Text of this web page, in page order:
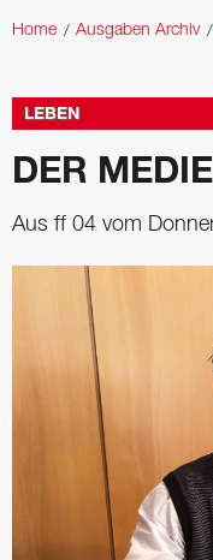
Home Ausgaben Archiv
LEBEN
DER
Aus ff 04 vom